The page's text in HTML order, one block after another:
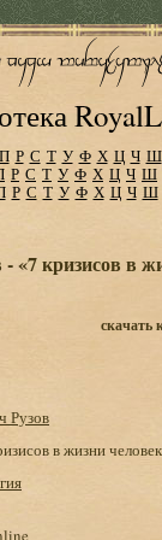
П Р С Т У Ф Х Ц Ч Ш
Р С Т У Ф Х Ц Ч Ш
Р С Т У Ф Х Ц Ч Ш
«7 кризисов в
скачать
Рузов
в жизни